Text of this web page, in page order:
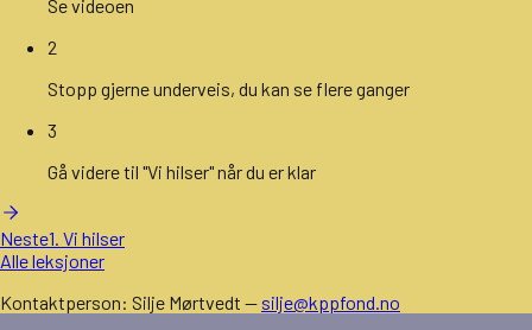
Se videoen
2
Stopp gjerne underveis, du kan se flere ganger
3
Gå videre til "Vi hilser" når du er klar
Neste1. Vi hilser
Alle leksjoner
Kontaktperson: Silje Mørtvedt — silje@kppfond.no